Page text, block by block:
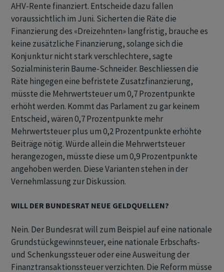
AHV-Rente finanziert. Entscheide dazu fallen
voraussichtlich im Juni. Sicherten die Räte die
Finanzierung des «Dreizehnten» langfristig, brauche es
keine zusätzliche Finanzierung, solange sich die
Konjunktur nicht stark verschlechtere, sagte
Sozialministerin Baume-Schneider. Beschliessen die
Räte hingegen eine befristete Zusatzfinanzierung,
müsste die Mehrwertsteuer um 0,7 Prozentpunkte
erhöht werden. Kommt das Parlament zu gar keinem
Entscheid, wären 0,7 Prozentpunkte mehr
Mehrwertsteuer plus um 0,2 Prozentpunkte erhöhte
Beiträge nötig. Würde allein die Mehrwertsteuer
herangezogen, müsste diese um 0,9 Prozentpunkte
angehoben werden. Diese Varianten stehen in der
Vernehmlassung zur Diskussion.
WILL DER BUNDESRAT NEUE GELDQUELLEN?
Nein. Der Bundesrat will zum Beispiel auf eine nationale
Grundstückgewinnsteuer, eine nationale Erbschafts-
und Schenkungssteuer oder eine Ausweitung der
Finanztransaktionssteuer verzichten. Die Reform müsse